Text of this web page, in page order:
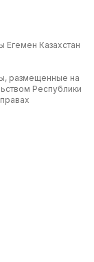
Егемен Казахстан
размещенные на
Республики